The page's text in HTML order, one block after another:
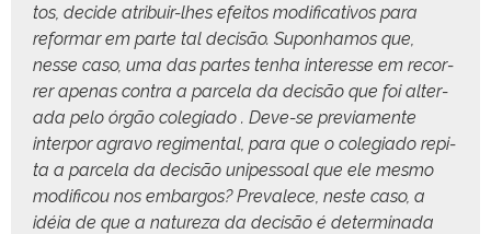
tos, decide atribuir-lhes efeitos mod­i­fica­tivos para
refor­mar em parte tal decisão. Supon­hamos que,
nesse caso, uma das partes ten­ha inter­esse em recor­
rer ape­nas con­tra a parcela da decisão que foi alter­
a­da pelo órgão cole­gia­do . Deve-se pre­vi­a­mente
inter­por agra­vo reg­i­men­tal, para que o cole­gia­do repi­
ta a parcela da decisão unipes­soal que ele mes­mo
mod­i­fi­cou nos embar­gos? Prevalece, neste caso, a
idéia de que a natureza da decisão é deter­mi­na­da